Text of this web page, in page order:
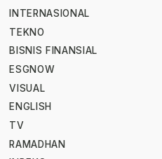
INTERNASIONAL
TEKNO
BISNIS FINANSIAL
ESGNOW
VISUAL
ENGLISH
TV
RAMADHAN